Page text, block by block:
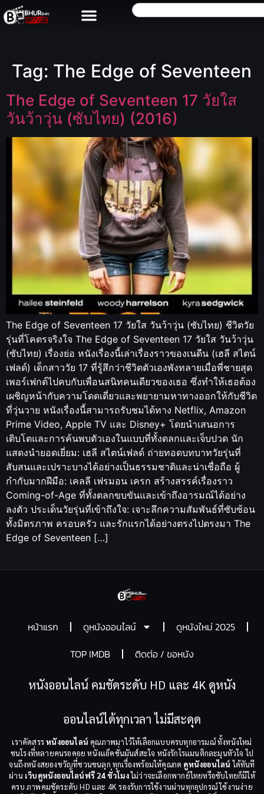
Tag: The Edge of Seventeen
The Edge of Seventeen 17 วัยใส
วันว้าวุ่น (ซับไทย) (2016)
The Edge of Seventeen 17 วัยใส วันว้าวุ่น (ซับไทย) ชีวิตวัย
รุ่นที่โคตรจริงใจ The Edge of Seventeen 17 วัยใส วันว้าวุ่น
(ซับไทย) เรื่องย่อ หนังเรื่องนี้เล่าเรื่องราวของเนดีน (เฮลี สไตน์
เฟลด์) เด็กสาววัย 17 ที่รู้สึกว่าชีวิตตัวเองพังทลายเมื่อพี่ชายสุด
เพอร์เฟกต์ไปคบกับเพื่อนสนิทคนเดียวของเธอ ซึ่งทำให้เธอต้อง
เผชิญหน้ากับความโดดเดี่ยวและพยายามหาทางออกให้กับชีวิต
ที่วุ่นวาย หนังเรื่องนี้สามารถรับชมได้ทาง Netflix, Amazon
Prime Video, Apple TV และ Disney+ โดยนำเสนอการ
เติบโตและการค้นพบตัวเองในแบบที่ทั้งตลกและเจ็บปวด นัก
แสดงนำยอดเยี่ยม: เฮลี สไตน์เฟลด์ ถ่ายทอดบทบาทวัยรุ่นที่
สับสนและเปราะบางได้อย่างเป็นธรรมชาติและน่าเชื่อถือ ผู้
กำกับมากฝีมือ: เคลลี เฟรมอน เครก สร้างสรรค์เรื่องราว
Coming-of-Age ที่ทั้งตลกขบขันและเข้าถึงอารมณ์ได้อย่าง
ลงตัว ประเด็นวัยรุ่นที่เข้าถึงใจ: เจาะลึกความสัมพันธ์ที่ซับซ้อน
ทั้งมิตรภาพ ครอบครัว และรักแรกได้อย่างตรงไปตรงมา The
Edge of Seventeen […]
หน้าแรก ดูหนังออนไลน์
ดูหนังใหม่ 2025
TOP IMDB
ติดต่อ / ขอหนัง
หนังออนไลน์ คมชัดระดับ HD และ 4K ดูหนัง
ออนไลน์ได้ทุกเวลา ไม่มีสะดุด
เราคัดสรรหนังออนไลน์ คุณภาพมาไว้ให้เลือกแบบครบทุกอารมณ์ ทั้งหนังใหม่
ชนโรงที่หลายคนรอคอย หนังแอ็คชั่นมันส์สะใจ หนังรักโรแมนติกละมุนหัวใจ ไป
จนถึงหนังสยองขวัญที่ชวนขนลุก ทุกเรื่องพร้อมให้คุณกด ดูหนังออนไลน์ ได้ทันที
ผ่าน เว็บดูหนังออนไลน์ฟรี 24 ชั่วโมงไม่ว่าจะเลือกพากย์ไทยหรือซับไทยก็มีให้
ครบ ภาพคมชัดระดับ HD และ 4K รองรับการใช้งานผ่านทุกอุปกรณ์ ใช้งานง่าย